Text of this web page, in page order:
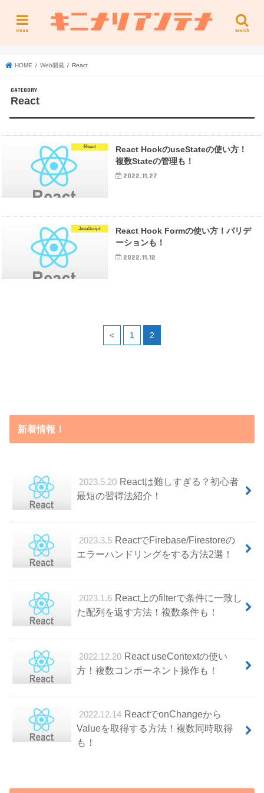
search
menu
HOME Web開発 React
React
React
React HookのuseStateの使い方！
複数Stateの管理も！
2022.11.27
JavaScript
React Hook Formの使い方！バリデ
ーションも！
2022.11.12
< 1 2
新着情報！
2023.5.20 Reactは難しすぎる？初心者
最短の習得法紹介！
2023.3.5 ReactでFirebase/Firestoreの
エラーハンドリングをする方法2選！
2023.1.6 React上のfilterで条件に一致し
た配列を返す方法！複数条件も！
2022.12.20 React useContextの使い
方！複数コンポーネント操作も！
2022.12.14 ReactでonChangeから
Valueを取得する方法！複数同時取得
も！